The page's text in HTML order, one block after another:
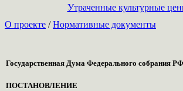
Утраченные культурные
О проекте /Нормативные документы
Государственная Дума Федерального собрания РФ
ПОСТАНОВЛЕНИЕ